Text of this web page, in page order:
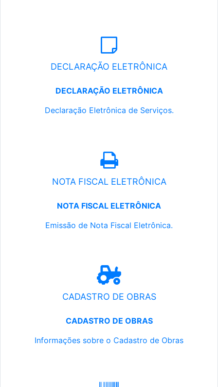
DECLARAÇÃO ELETRÔNICA
DECLARAÇÃO ELETRÔNICA
Declaração Eletrônica de Serviços.
NOTA FISCAL ELETRÔNICA
NOTA FISCAL ELETRÔNICA
Emissão de Nota Fiscal Eletrônica.
CADASTRO DE OBRAS
CADASTRO DE OBRAS
Informações sobre o Cadastro de Obras